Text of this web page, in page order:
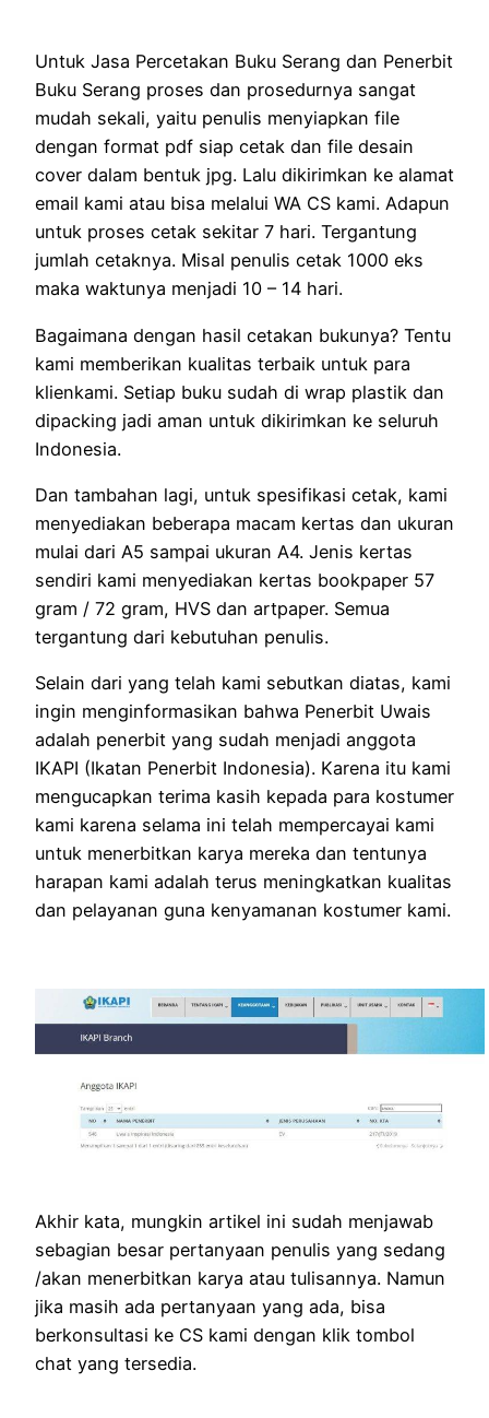
Untuk Jasa Percetakan Buku Serang dan Penerbit
Buku Serang proses dan prosedurnya sangat
mudah sekali, yaitu penulis menyiapkan file
dengan format pdf siap cetak dan file desain
cover dalam bentuk jpg. Lalu dikirimkan ke alamat
email kami atau bisa melalui WA CS kami. Adapun
untuk proses cetak sekitar 7 hari. Tergantung
jumlah cetaknya. Misal penulis cetak 1000 eks
maka waktunya menjadi 10 – 14 hari.
Bagaimana dengan hasil cetakan bukunya? Tentu
kami memberikan kualitas terbaik untuk para
klienkami. Setiap buku sudah di wrap plastik dan
dipacking jadi aman untuk dikirimkan ke seluruh
Indonesia.
Dan tambahan lagi, untuk spesifikasi cetak, kami
menyediakan beberapa macam kertas dan ukuran
mulai dari A5 sampai ukuran A4. Jenis kertas
sendiri kami menyediakan kertas bookpaper 57
gram / 72 gram, HVS dan artpaper. Semua
tergantung dari kebutuhan penulis.
Selain dari yang telah kami sebutkan diatas, kami
ingin menginformasikan bahwa Penerbit Uwais
adalah penerbit yang sudah menjadi anggota
IKAPI (Ikatan Penerbit Indonesia). Karena itu kami
mengucapkan terima kasih kepada para kostumer
kami karena selama ini telah mempercayai kami
untuk menerbitkan karya mereka dan tentunya
harapan kami adalah terus meningkatkan kualitas
dan pelayanan guna kenyamanan kostumer kami.
Akhir kata, mungkin artikel ini sudah menjawab
sebagian besar pertanyaan penulis yang sedang
/akan menerbitkan karya atau tulisannya. Namun
jika masih ada pertanyaan yang ada, bisa
berkonsultasi ke CS kami dengan klik tombol
chat yang tersedia.